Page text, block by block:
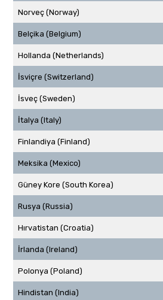
Norveç (Norway)
Belçika (Belgium)
Hollanda (Netherlands)
İsviçre (Switzerland)
İsveç (Sweden)
İtalya (Italy)
Finlandiya (Finland)
Meksika (Mexico)
Güney Kore (South Korea)
Rusya (Russia)
Hırvatistan (Croatia)
İrlanda (Ireland)
Polonya (Poland)
Hindistan (India)